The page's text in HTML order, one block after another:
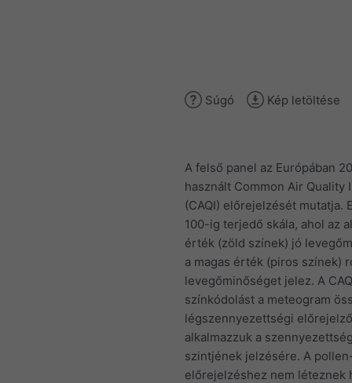
Súgó Kép letöltése
A felső panel az Európában
használt Common Air Quality
(CAQI) előrejelzését mutatja.
100-ig terjedő skála, ahol az
érték (zöld színek) jó
a magas érték (piros színek)
levegőminőséget jelez. A
színkódolást a meteogram
légszennyezettségi
alkalmazzuk a
szintjének jelzésére. A
előrejelzéshez nem léteznek